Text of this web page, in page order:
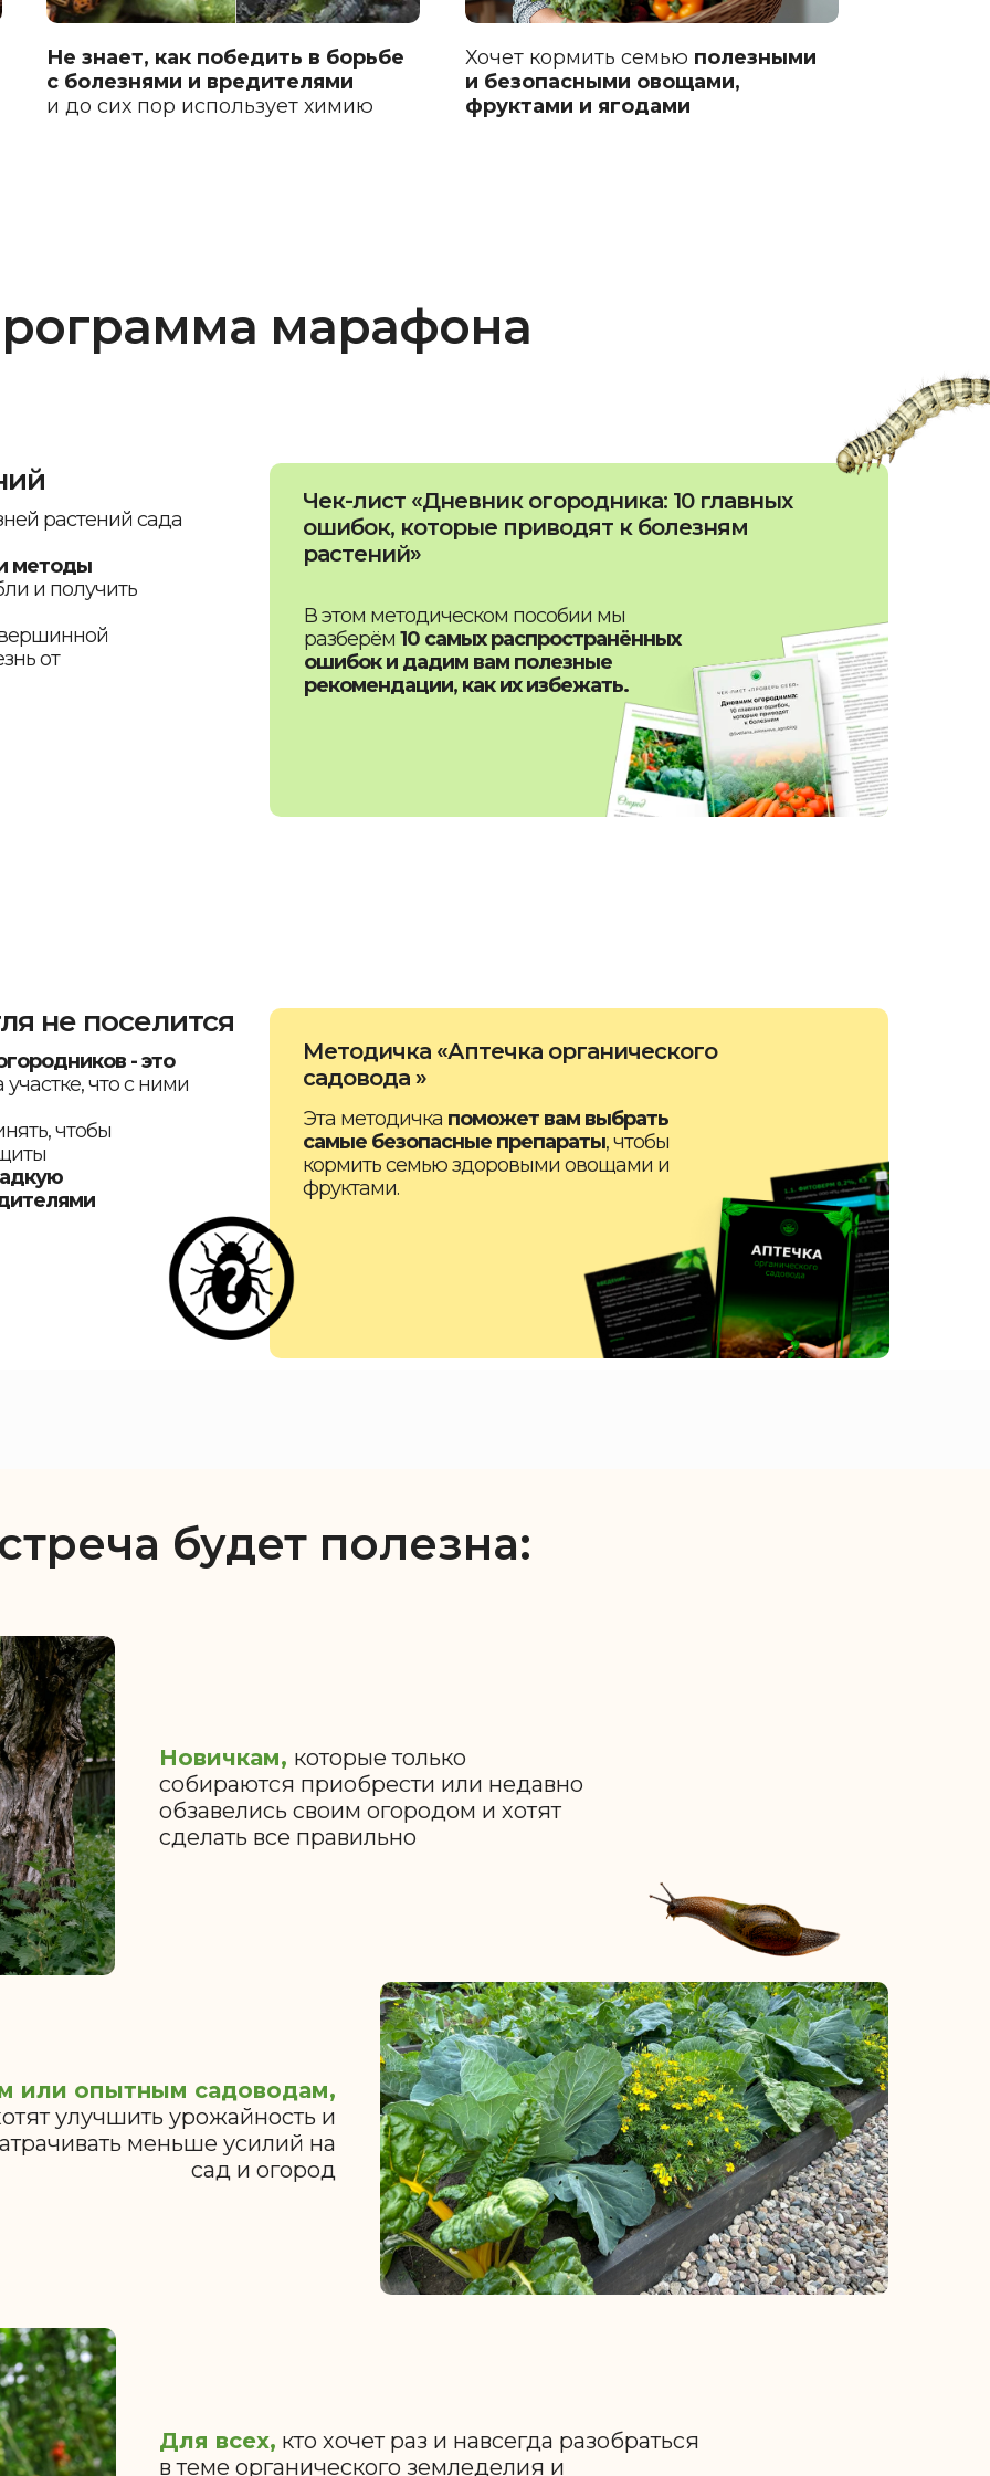
Не знает, как победить в борьбе
с болезнями и вредителями
и до сих пор использует химию
Хочет кормить семью полезными
и безопасными овощами,
фруктами и ягодами
марафона
растений сада
методы
и получить
вершинной
от
Чек-лист «Дневник огородника: 10 главных
ошибок, которые приводят к болезням
растений»
В этом методическом пособии мы
разберём 10 самых распространённых
ошибок и дадим вам полезные
рекомендации, как их избежать.
не поселится
- это
что с ними
чтобы
Методичка «Аптечка органического
садовода »
Эта методичка поможет вам выбрать
самые безопасные препараты, чтобы
кормить семью здоровыми овощами и
фруктами.
будет полезна:
Новичкам, которые только
собираются приобрести или недавно
обзавелись своим огородом и хотят
сделать все правильно
Для всех, кто хочет раз и навсегда разобраться
в теме органического земледелия и
или опытным садоводам,
улучшить урожайность и
меньше усилий на
сад и огород